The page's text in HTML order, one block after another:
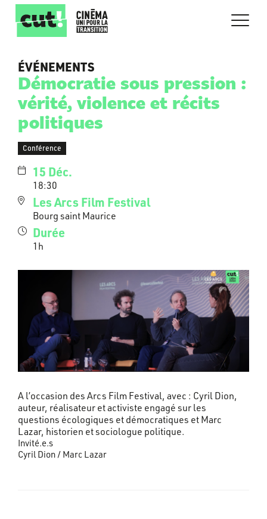
ÉVÉNEMENTS
Démocratie sous pression :
vérité, violence et récits
politiques
Conférence
15 Déc.
18:30
Les Arcs Film Festival
Bourg saint Maurice
Durée
1h
A l’occasion des Arcs Film Festival, avec : Cyril Dion,
auteur, réalisateur et activiste engagé sur les
questions écologiques et démocratiques et Marc
Lazar, historien et sociologue politique.
Invité.e.s
Cyril Dion / Marc Lazar